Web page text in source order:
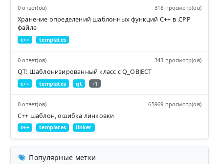
0 ответ(ов) 318 просмотр(ов)
Хранение определений шаблонных функций C++ в .CPP
файле
c++ templates
0 ответ(ов) 343 просмотр(ов)
QT: Шаблонизированный класс с Q_OBJECT
c++ templates qt +1
0 ответ(ов) 65969 просмотр(ов)
C++ шаблон, ошибка линковки
c++ templates linker
Популярные метки